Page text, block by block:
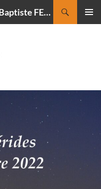
CIELMANIA : le blog de Jean-Baptiste FELDMANN, photographe du ciel